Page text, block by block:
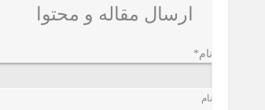
ارسال مقاله و محتوا
نام*
نام